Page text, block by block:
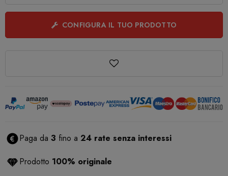
CONFIGURA IL TUO PRODOTTO
Paga da 3 fino a 24 rate senza interessi
Prodotto 100% originale